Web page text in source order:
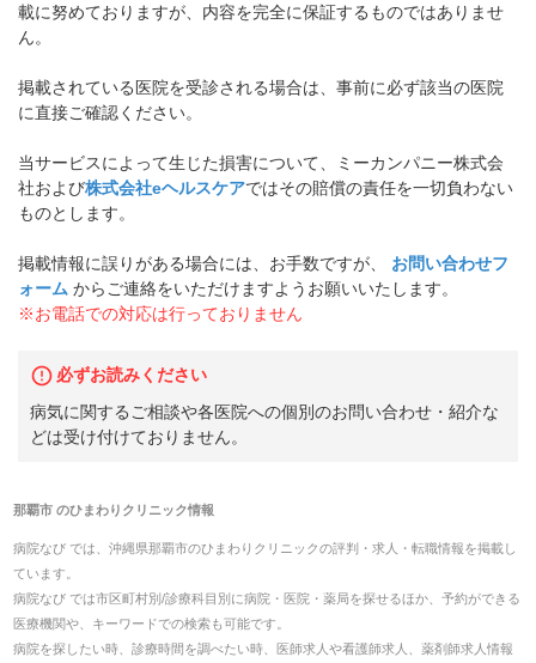
載に努めておりますが、内容を完全に保証するものではありませ
ん。
掲載されている医院を受診される場合は、事前に必ず該当の医院
に直接ご確認ください。
当サービスによって生じた損害について、ミーカンパニー株式会
社および株式会社eヘルスケアではその賠償の責任を一切負わない
ものとします。
掲載情報に誤りがある場合には、お手数ですが、
お問い合わせフ
ォーム からご連絡をいただけますようお願いいたします。
※お電話での対応は行っておりません
必ずお読みください
病気に関するご相談や各医院への個別のお問い合わせ・紹介な
どは受け付けておりません。
那覇市のひまわりクリニック情報
病院なび では、 沖縄県那覇市のひまわりクリニックの評判・求人・転職情報を掲載し
ています。
病院なび では市区町村別/診療科目別に病院・医院・薬局を探せるほか、予約ができる
医療機関や、キーワードでの検索も可能です。
病院を探したい時、診療時間を調べたい時、医師求人や看護師求人、薬剤師求人情報